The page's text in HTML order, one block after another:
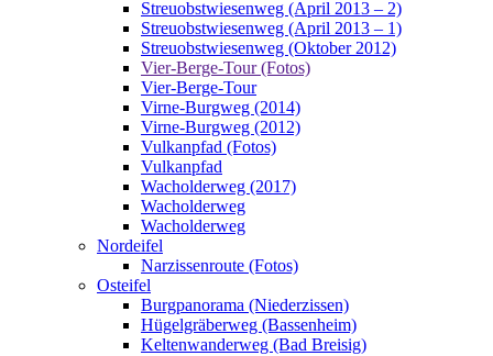
Streuobstwiesenweg (April 2013 – 2)
Streuobstwiesenweg (April 2013 – 1)
Streuobstwiesenweg (Oktober 2012)
Vier-Berge-Tour (Fotos)
Vier-Berge-Tour
Virne-Burgweg (2014)
Virne-Burgweg (2012)
Vulkanpfad (Fotos)
Vulkanpfad
Wacholderweg (2017)
Wacholderweg
Wacholderweg
Nordeifel
Narzissenroute (Fotos)
Osteifel
Burgpanorama (Niederzissen)
Hügelgräberweg (Bassenheim)
Keltenwanderweg (Bad Breisig)